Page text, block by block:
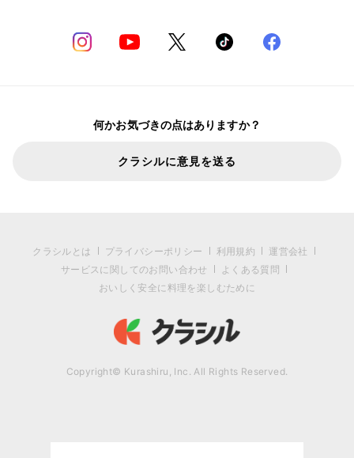
何かお気づきの点はありますか？
クラシルに意見を送る
クラシルとは プライバシーポリシー 利用規約
運営会社
サービスに関してのお問い合わせ
よくある質問
おいしく安全に料理を楽しむために
Copyright© Kurashiru, Inc. All Rights Reserved.